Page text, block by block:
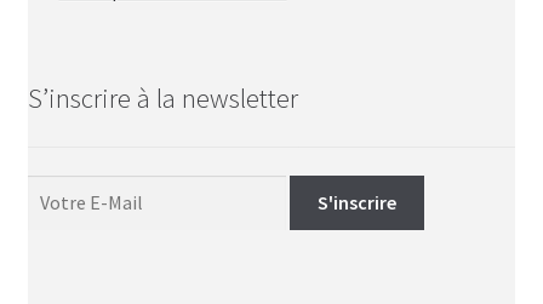
S’inscrire à la newsletter